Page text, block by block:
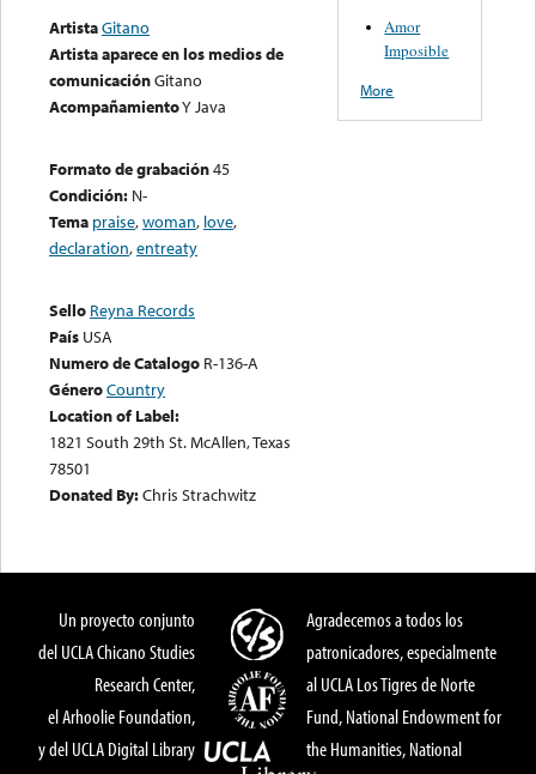
ArtistaGitano
Artista aparece en los medios de
comunicaciónGitano
AcompañamientoY Java
Formato de grabación45
Condición: N-
Tema praise,woman, love,
declaration,entreaty
Sello Reyna Records
País USA
Numero de Catalogo R-136-A
GéneroCountry
Location of Label:
1821 South 29th St. McAllen, Texas
78501
Donated By:Chris Strachwitz
Amor
Imposible
More
Un proyecto conjunto
del UCLA Chicano Studies
Research Center,
el Arhoolie Foundation,
y del UCLA Digital Library
Agradecemos a todos los
patronicadores, especialmente
al UCLA Los Tigres de Norte
Fund, National Endowment for
the Humanities, National